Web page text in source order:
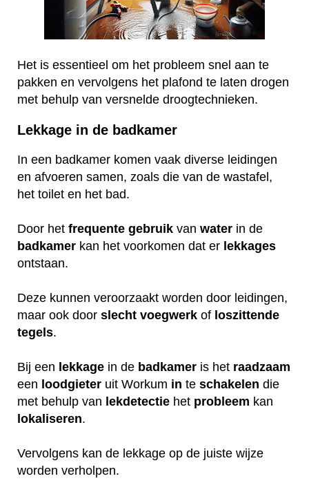
Het is essentieel om het probleem snel aan te
pakken en vervolgens het plafond te laten drogen
met behulp van versnelde droogtechnieken.
Lekkage in de badkamer
In een badkamer komen vaak diverse leidingen
en afvoeren samen, zoals die van de wastafel,
het toilet en het bad.
Door het frequente gebruik van water in de
badkamer kan het voorkomen dat er lekkages
ontstaan.
Deze kunnen veroorzaakt worden door leidingen,
maar ook door slecht voegwerk of loszittende
tegels.
Bij een lekkage in de badkamer is het raadzaam
een loodgieter uit Workum in te schakelen die
met behulp van lekdetectie het probleem kan
lokaliseren.
Vervolgens kan de lekkage op de juiste wijze
worden verholpen.